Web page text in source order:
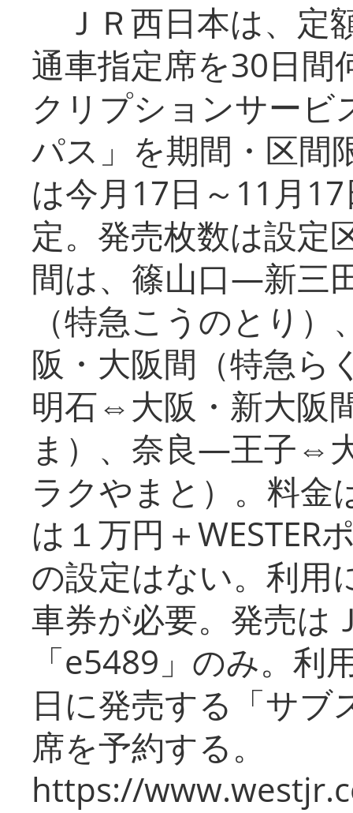
ＪＲ西日本は、定
通車指定席を30日間
クリプションサービ
パス」を期間・区間
は今月17日～11月
定。発売枚数は設定
間は、篠山口―新三
（特急こうのとり
阪・大阪間（特急
明石⇔大阪・新大阪
ま）、奈良―王子⇔
ラクやまと）。料金
は１万円＋WESTER
の設定はない。利用
車券が必要。発売は
「e5489」のみ。利
日に発売する「サブ
席を予約する。
https://